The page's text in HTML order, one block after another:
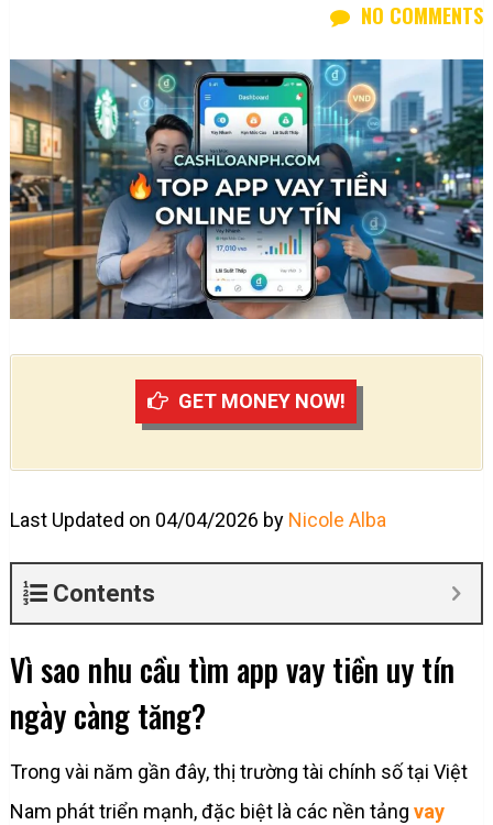
NO COMMENTS
GET MONEY NOW!
Last Updated on 04/04/2026 by Nicole Alba
Contents
Vì sao nhu cầu tìm app vay tiền uy tín
ngày càng tăng?
Trong vài năm gần đây, thị trường tài chính số tại Việt
Nam phát triển mạnh, đặc biệt là các nền tảng vay